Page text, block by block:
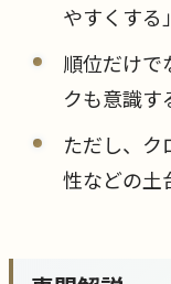
やすくする
順位だけで
クも意識す
ただし、ク
性などの土